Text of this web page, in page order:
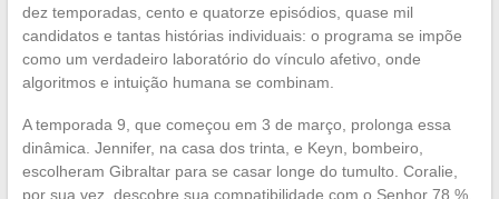
dez temporadas, cento e quatorze episódios, quase mil
candidatos e tantas histórias individuais: o programa se impõe
como um verdadeiro laboratório do vínculo afetivo, onde
algoritmos e intuição humana se combinam.
A temporada 9, que começou em 3 de março, prolonga essa
dinâmica. Jennifer, na casa dos trinta, e Keyn, bombeiro,
escolheram Gibraltar para se casar longe do tumulto. Coralie,
por sua vez, descobre sua compatibilidade com o Senhor 78 %,